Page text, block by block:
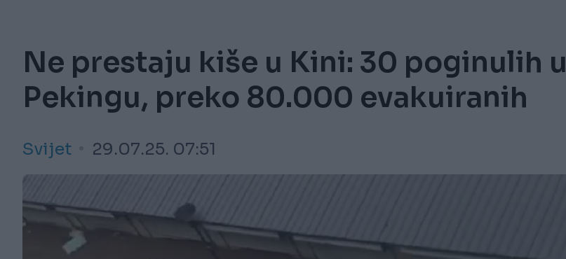
Ne prestaju kiše u Kini: 30 poginulih u
Pekingu, preko 80.000 evakuiranih
Svijet 29.07.25. 07:51